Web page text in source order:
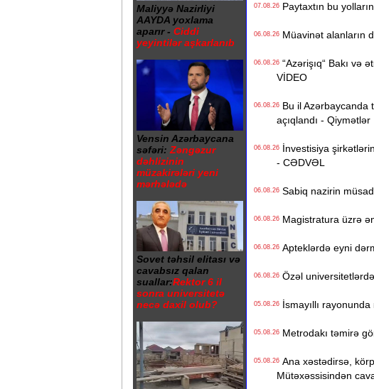
Maliyyə Nazirliyi
AAYDA yoxlama
aparır - Ciddi
yeyintilər aşkarlanıb
Vensin Azərbaycana
səfəri: Zəngəzur
dəhlizinin
müzakirələri yeni
mərhələdə
Sovet təhsil elitası və
cavabsız qalan
suallar:Rektor 6 il
sonra universitetə
necə daxil olub?
07.08.26Paytaxtın bu
06.08.26Müavinət alanların
06.08.26“Azərişıq“ Bakı və
VİDEO
06.08.26Bu il Azərbaycanda
açıqlandı - Qiymətlər
06.08.26İnvestisiya
- CƏDVƏL
06.08.26Sabiq nazirin
06.08.26Magistratura üzrə
06.08.26Apteklərdə eyni
06.08.26Özəl universitetlərdə
05.08.26İsmayıllı rayonunda
05.08.26Metrodakı təmirə
05.08.26Ana xəstədirsə,
Mütəxəssisindən